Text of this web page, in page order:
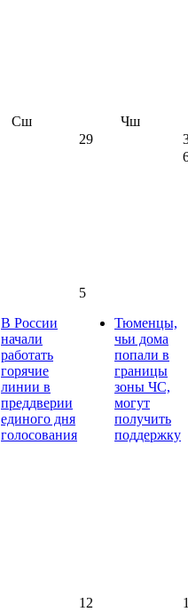
Сш
Чш
29
В России
начали
работать
горячие
линии в
преддверии
единого дня
голосования
5
Тюменцы,
чьи дома
попали в
границы
зоны ЧС,
могут
получить
поддержку
12